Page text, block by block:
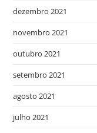
dezembro 2021
novembro 2021
outubro 2021
setembro 2021
agosto 2021
julho 2021